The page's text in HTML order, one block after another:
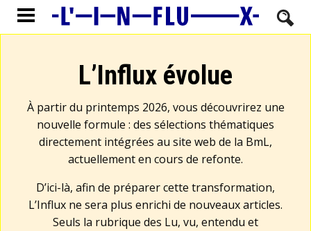
L’Influx évolue
À partir du printemps 2026, vous découvrirez une
nouvelle formule : des sélections thématiques
directement intégrées au site web de la BmL,
actuellement en cours de refonte.
D’ici-là, afin de préparer cette transformation,
L’Influx ne sera plus enrichi de nouveaux articles.
Seuls la rubrique des Lu, vu, entendu et